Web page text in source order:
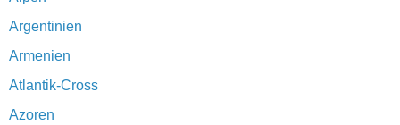
Argentinien
Armenien
Atlantik-Cross
Azoren